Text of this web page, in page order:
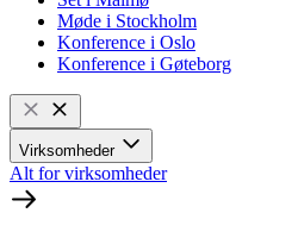
Møde i Stockholm
Konference i Oslo
Konference i Gøteborg
Virksomheder
Alt for virksomheder